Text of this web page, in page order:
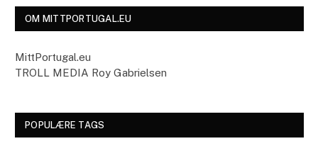
OM MITTPORTUGAL.EU
MittPortugal.eu
TROLL MEDIA Roy Gabrielsen
POPULÆRE TAGS